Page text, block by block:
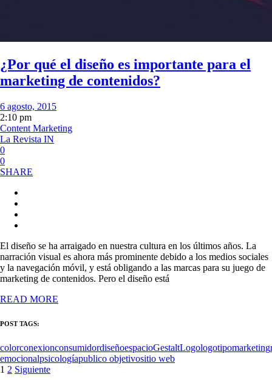
¿Por qué el diseño es importante para el
marketing de contenidos?
6 agosto, 2015
2:10 pm
Content Marketing
La Revista IN
0
0
SHARE
El diseño se ha arraigado en nuestra cultura en los últimos años. La
narración visual es ahora más prominente debido a los medios sociales
y la navegación móvil, y está obligando a las marcas para su juego de
marketing de contenidos. Pero el diseño está
READ MORE
POST TAGS:
colorconexionconsumidordiseñoespacioGestaltLogologotipomarketing
emocionalpsicologíapublico objetivositio web
Paginación
1 2 Siguiente